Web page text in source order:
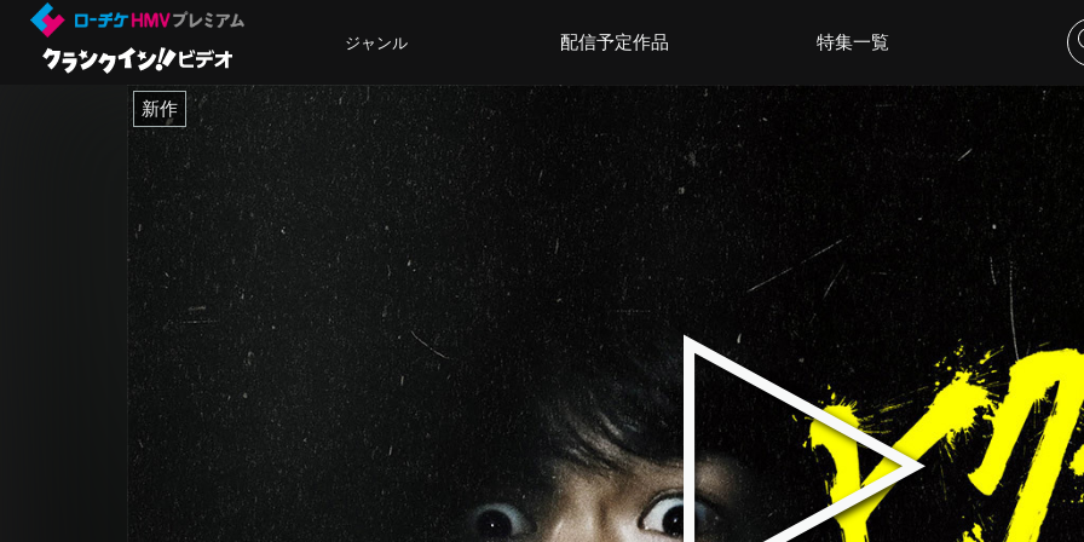
ジャンル 配信予定作品 特集一覧
新作